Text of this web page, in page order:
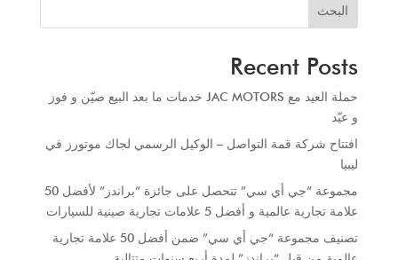
البحث
Recent Posts
حملة العيد مع JAC MOTORS خدمات ما بعد البيع صيّن و فوز
و عيّد
افتتاح شركة قمة التواصل – الوكيل الرسمي لجاك موتورز في
ليبيا
مجموعة “جي أي سي” تتحصل على جائزة “براندز” لأفضل 50
علامة تجارية عالمية و أفضل 5 علامات تجارية صينية للسيارات
تصنيف مجموعة “جي أي سي” ضمن أفضل 50 علامة تجارية